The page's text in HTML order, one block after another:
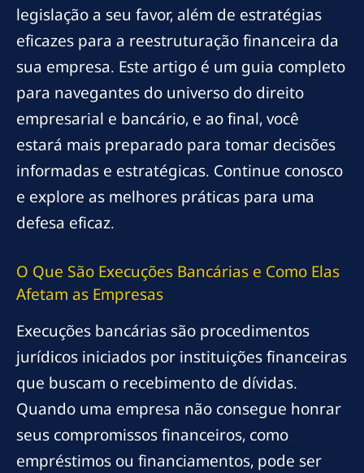
legislação a seu favor, além de estratégias
eficazes para a reestruturação financeira da
sua empresa. Este artigo é um guia completo
para navegantes do universo do direito
empresarial e bancário, e ao final, você
estará mais preparado para tomar decisões
informadas e estratégicas. Continue conosco
e explore as melhores práticas para uma
defesa eficaz.
O Que São Execuções Bancárias e Como Elas
Afetam as Empresas
Execuções bancárias são procedimentos
jurídicos iniciados por instituições financeiras
que buscam o recebimento de dívidas.
Quando uma empresa não consegue honrar
seus compromissos financeiros, como
empréstimos ou financiamentos, pode ser